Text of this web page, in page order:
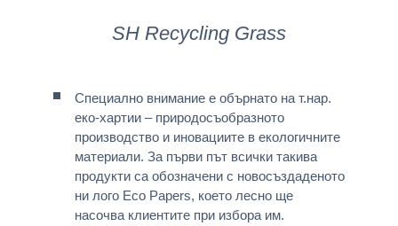
SH Recycling Grass
Специално внимание е обърнато на т.нар.
еко-хартии – природосъобразното
производство и иновациите в екологичните
материали. За първи път всички такива
продукти са обозначени с новосъздаденото
ни лого Eco Papers, което лесно ще
насочва клиентите при избора им.